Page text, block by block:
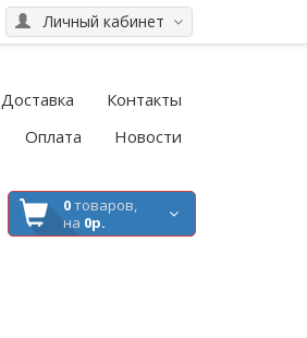
Личный кабинет
Доставка
Контакты
Оплата Новости
0товаров,
на 0р.